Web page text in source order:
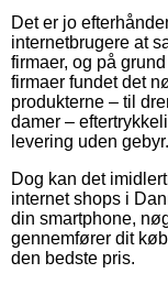
Det er jo
internetbrugere at
firmaer, og på
firmaer fundet det
produkterne – til
damer –
levering uden gebyr.
Dog kan det
internet shops i
din smartphone,
gennemfører dit
den bedste pris.